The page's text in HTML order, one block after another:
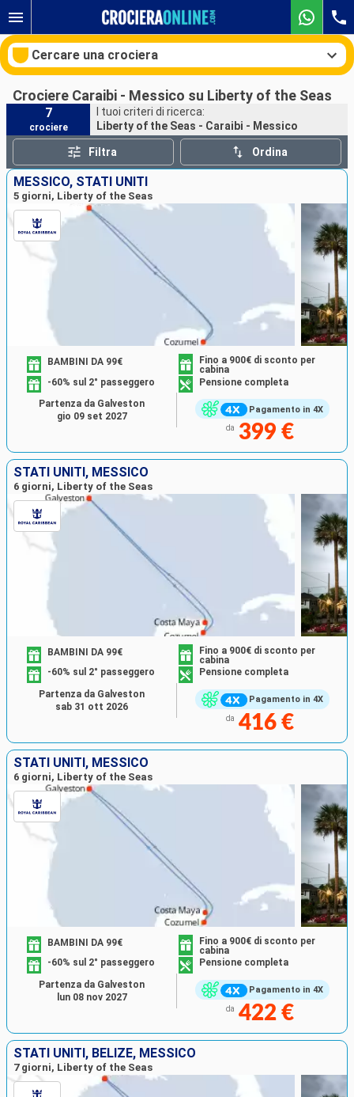
Cercare una crociera
Le nostre destinazioni
Mesi di partenza
Porti Compagnie
Crociere Caraibi - Messico su Liberty of the Seas
7
crociere
I tuoi criteri di ricerca:
Liberty of the Seas - Caraibi - Messico
Filtra Ordina
MESSICO, STATI UNITI
5 giorni, Liberty of the Seas
Pagamento in 4X
BAMBINI DA 99€
Fino a 900€ di sconto per
cabina
-60% sul 2° passeggero
Pensione completa
da 399 €
Partenza da Galveston
gio 09 set 2027
STATI UNITI, MESSICO
6 giorni, Liberty of the Seas
Pagamento in 4X
BAMBINI DA 99€
Fino a 900€ di sconto per
cabina
-60% sul 2° passeggero
Pensione completa
da 416 €
Partenza da Galveston
sab 31 ott 2026
STATI UNITI, MESSICO
6 giorni, Liberty of the Seas
Pagamento in 4X
BAMBINI DA 99€
Fino a 900€ di sconto per
cabina
-60% sul 2° passeggero
Pensione completa
da 422 €
Partenza da Galveston
lun 08 nov 2027
STATI UNITI, BELIZE, MESSICO
7 giorni, Liberty of the Seas